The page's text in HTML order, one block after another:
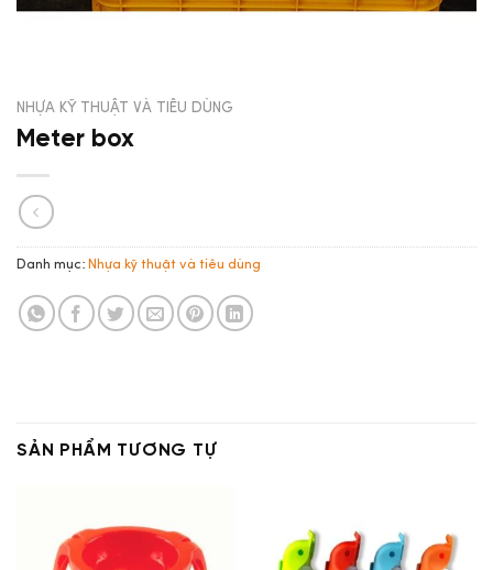
NHỰA KỸ THUẬT VÀ TIÊU DÙNG
Meter box
Danh mục:Nhựa kỹ thuật và tiêu dùng
SẢN PHẨM TƯƠNG TỰ